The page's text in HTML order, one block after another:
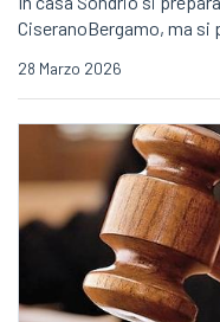
CiseranoBergamo, ma si
28 Marzo 2026